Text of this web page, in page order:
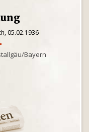
05.02.1936
Bayern